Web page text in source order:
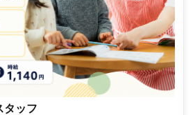
タッフ